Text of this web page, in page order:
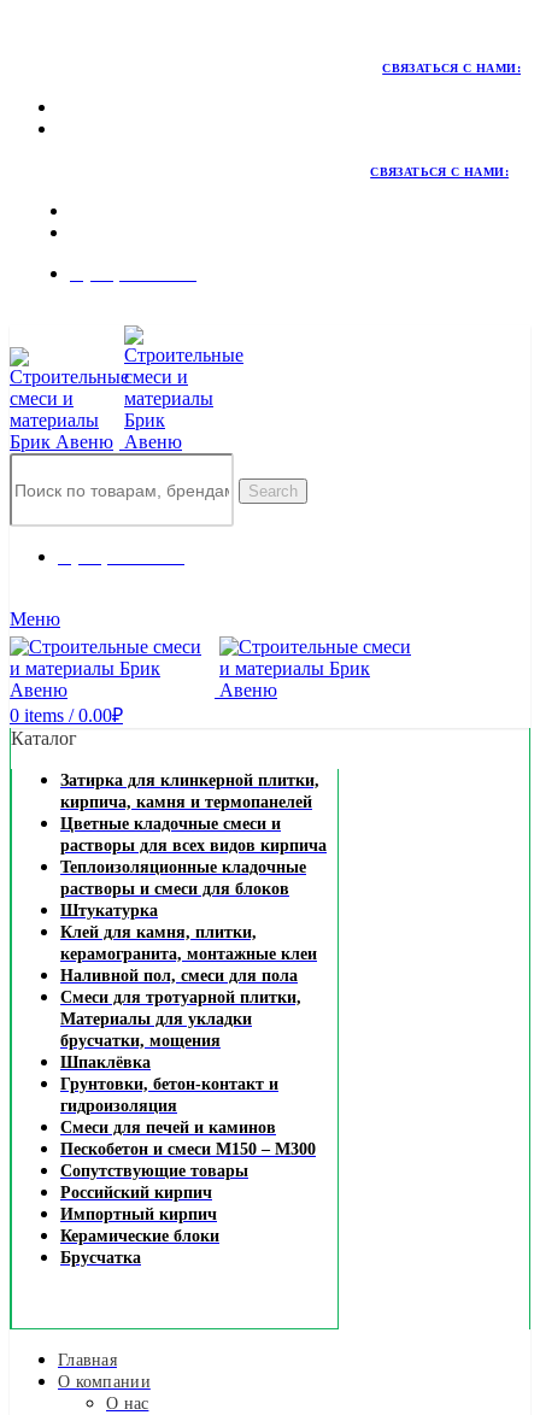
СВЯЗАТЬСЯ С НАМИ:
СВЯЗАТЬСЯ С НАМИ:
Search
Меню
0 items / 0.00₽
Каталог
Затирка для клинкерной плитки,
кирпича, камня и термопанелей
Цветные кладочные смеси и
растворы для всех видов кирпича
Теплоизоляционные кладочные
растворы и смеси для блоков
Штукатурка
Клей для камня, плитки,
керамогранита, монтажные клеи
Наливной пол, смеси для пола
Смеси для тротуарной плитки,
Материалы для укладки
брусчатки, мощения
Шпаклёвка
Грунтовки, бетон-контакт и
гидроизоляция
Смеси для печей и каминов
Пескобетон и смеси М150 – М300
Сопутствующие товары
Российский кирпич
Импортный кирпич
Керамические блоки
Брусчатка
Главная
О компании
О нас